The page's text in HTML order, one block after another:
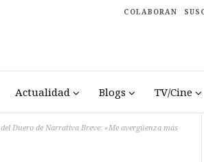
COLABORAN
Actualidad Blogs TV/Cine
Duero de Narrativa Breve: «Me avergüenza más